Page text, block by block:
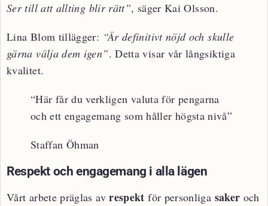
Ser till att allting blir rätt”, säger Kai Olsson.
Lina Blom tillägger: “Är definitivt nöjd och skulle
gärna välja dem igen”. Detta visar vår långsiktiga
kvalitet.
“Här får du verkligen valuta för pengarna
och ett engagemang som håller högsta nivå”
Staffan Öhman
Respekt och engagemang i alla lägen
Vårt arbete präglas avrespekt för personliga saker och